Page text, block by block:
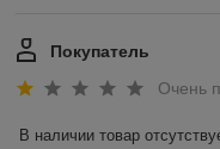
Покупатель
Очень
В наличии товар